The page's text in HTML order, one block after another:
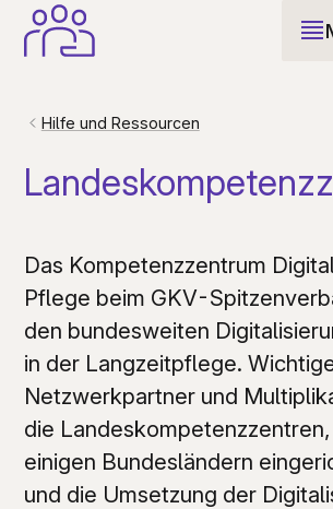
Hilfe und Ressourcen
Das Kompetenzzentrum
Pflege beim GKV-
den bundesweiten
in der Langzeitpflege.
Netzwerkpartner und
die
einigen Bundesländern
und die Umsetzung der